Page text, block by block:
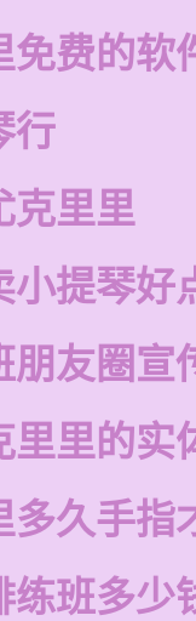
免费的软
行
克里里
小提琴好
朋友圈宣
里里的实
多久手指
练班多少